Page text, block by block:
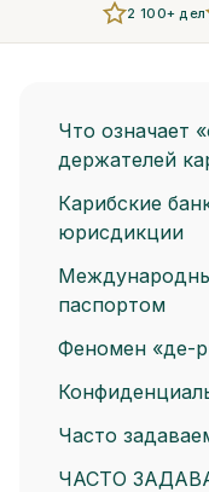
2 100+ дел
Что означает
держателей
Карибские
юрисдикции
паспортом
Феномен «де-
Часто
ЧАСТО